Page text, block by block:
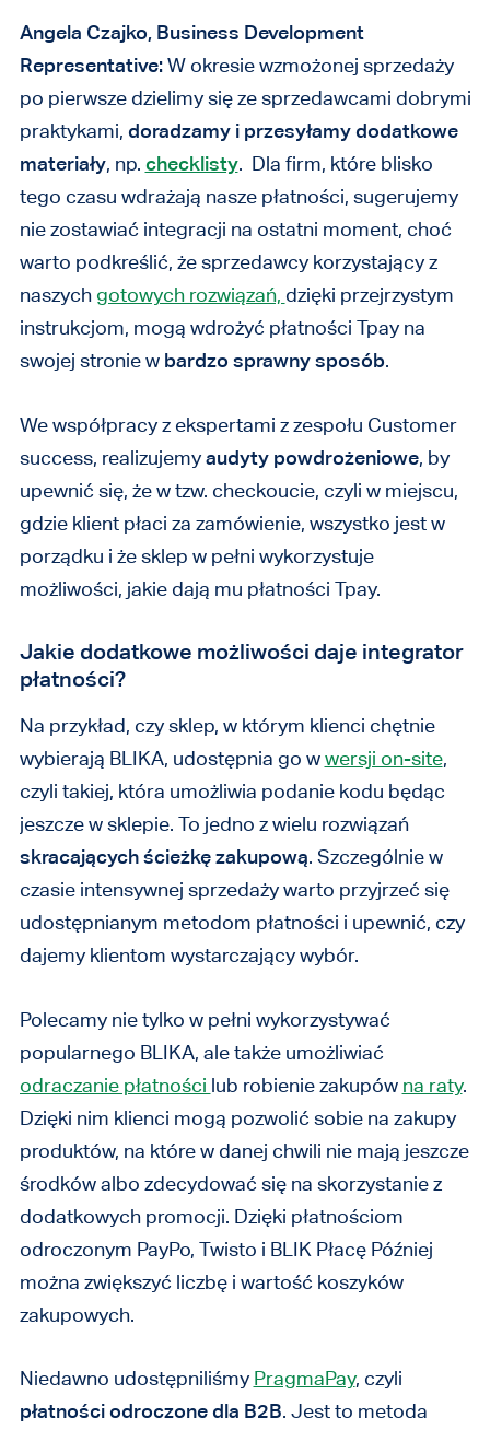
Angela Czajko, Business Development
Representative:W okresie wzmożonej sprzedaży
po pierwsze dzielimy się ze sprzedawcami dobrymi
praktykami, doradzamy i przesyłamy dodatkowe
materiały, np. checklisty. Dla firm, które blisko
tego czasu wdrażają nasze płatności, sugerujemy
nie zostawiać integracji na ostatni moment, choć
warto podkreślić, że sprzedawcy korzystający z
naszych gotowych rozwiązań, dzięki przejrzystym
instrukcjom, mogą wdrożyć płatności Tpay na
swojej stronie w bardzo sprawny sposób.
We współpracy z ekspertami z zespołu Customer
success, realizujemyaudyty powdrożeniowe, by
upewnić się, że w tzw. checkoucie, czyli w miejscu,
gdzie klient płaci za zamówienie, wszystko jest w
porządku i że sklep w pełni wykorzystuje
możliwości, jakie dają mu płatności Tpay.
Jakie dodatkowe możliwości daje integrator
płatności?
Na przykład, czy sklep, w którym klienci chętnie
wybierają BLIKA, udostępnia go wwersji on-site,
czyli takiej, która umożliwia podanie kodu będąc
jeszcze w sklepie. To jedno z wielu rozwiązań
skracających ścieżkę zakupową. Szczególnie w
czasie intensywnej sprzedaży warto przyjrzeć się
udostępnianym metodom płatności i upewnić, czy
dajemy klientom wystarczający wybór.
Polecamy nie tylko w pełni wykorzystywać
popularnego BLIKA, ale także umożliwiać
odraczanie płatności lub robienie zakupów na raty.
Dzięki nim klienci mogą pozwolić sobie na zakupy
produktów, na które w danej chwili nie mają jeszcze
środków albo zdecydować się na skorzystanie z
dodatkowych promocji. Dzięki płatnościom
odroczonym PayPo, Twisto i BLIK Płacę Później
można zwiększyć liczbę i wartość koszyków
zakupowych.
Niedawno udostępniliśmy PragmaPay, czyli
płatności odroczone dla B2B. Jest to metoda